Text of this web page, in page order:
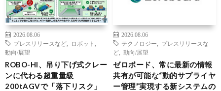
2026.08.06
プレスリリースなど
ロボット
動向/展望
ROBO-HI、吊り下げ式クレー
ンに代わる超重量級
200tAGVで「落下リスク」
2026.08.06
テクノロジー
プレスリリースな
ど
動向/展望
ゼロボード、常に最新の情報
共有が可能な“動的サプライヤ
ー管理”実現する新システムの